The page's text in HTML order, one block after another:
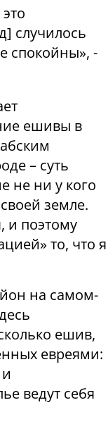
случилось
спокойны», -
ешивы в
– суть
не ни у кого
земле.
и поэтому
то, что я
на самом-
ешив,
евреями:
ведут себя